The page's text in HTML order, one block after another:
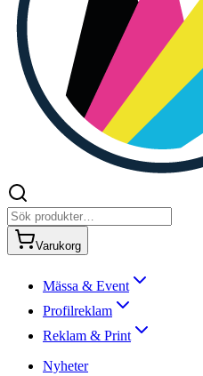
Varukorg
Mässa & Event
Profilreklam
Reklam & Print
Nyheter